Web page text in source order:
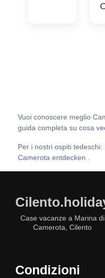
Vuoi conoscere meglio
guida completa su cosa
Per i nostri ospiti tedeschi:
Camerota entdecken
Case vacanze a Marina di
Camerota, Cilento
Condizioni